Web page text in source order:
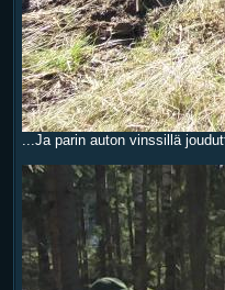
...Ja parin auton vinssillä